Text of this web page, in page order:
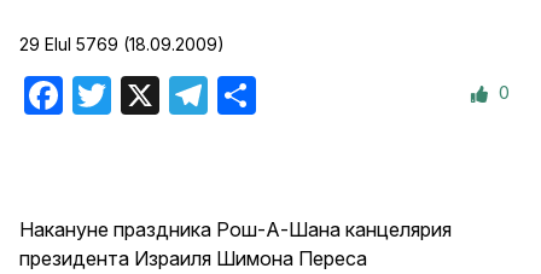
29 Elul 5769 (18.09.2009)
Facebook
Twitter Telegram 0
Накануне праздника Рош-А-Шана канцелярия
президента Израиля Шимона Переса